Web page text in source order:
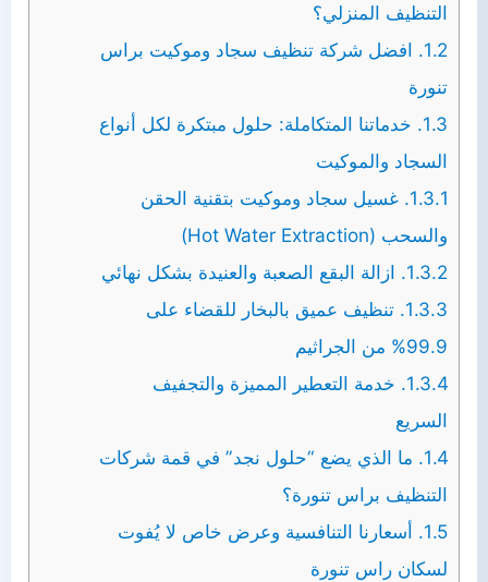
التنظيف المنزلي؟
1.2. افضل شركة تنظيف سجاد وموكيت براس
تنورة
1.3. خدماتنا المتكاملة: حلول مبتكرة لكل أنواع
السجاد والموكيت
1.3.1. غسيل سجاد وموكيت بتقنية الحقن
والسحب (Hot Water Extraction)
1.3.2. ازالة البقع الصعبة والعنيدة بشكل نهائي
1.3.3. تنظيف عميق بالبخار للقضاء على
99.9% من الجراثيم
1.3.4. خدمة التعطير المميزة والتجفيف
السريع
1.4. ما الذي يضع “حلول نجد” في قمة شركات
التنظيف براس تنورة؟
1.5. أسعارنا التنافسية وعرض خاص لا يُفوت
لسكان راس تنورة